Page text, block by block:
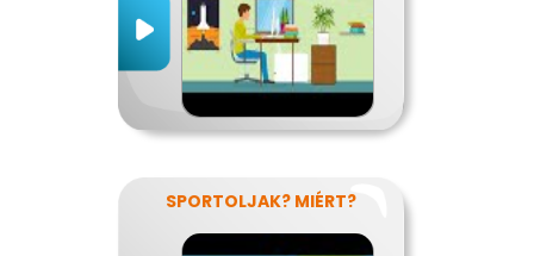
SPORTOLJAK? MIÉRT?